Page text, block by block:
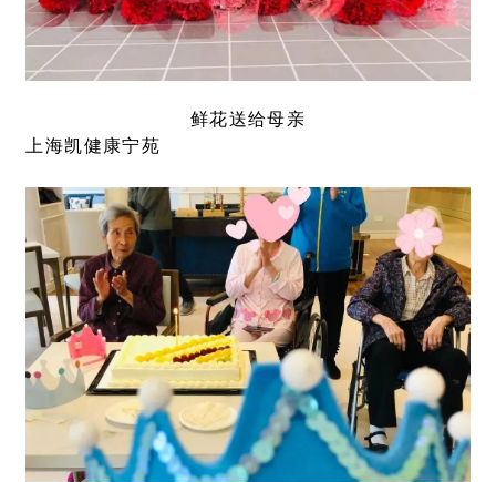
鲜花送给母亲
上海凯健康宁苑